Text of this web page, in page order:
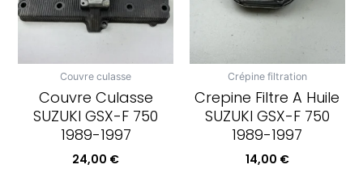
Couvre culasse
Couvre Culasse
SUZUKI GSX-F 750
1989-1997
24,00 €
Crépine filtration
Crepine Filtre A Huile
SUZUKI GSX-F 750
1989-1997
14,00 €